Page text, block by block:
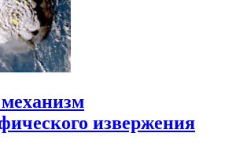
извержения